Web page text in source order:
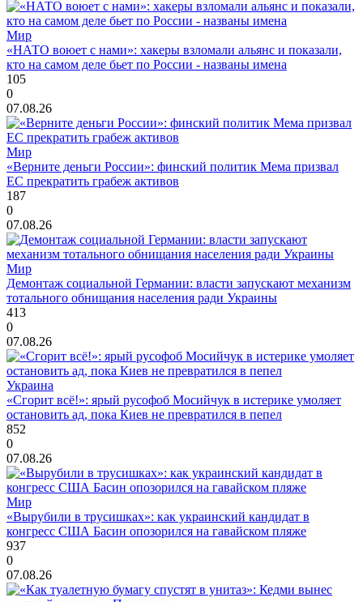
Мир
«НАТО воюет с нами»: хакеры взломали альянс и показали,
кто на самом деле бьет по России - названы имена
105
0
07.08.26
Мир
«Верните деньги России»: финский политик Мема призвал
ЕС прекратить грабеж активов
187
0
07.08.26
Мир
Демонтаж социальной Германии: власти запускают механизм
тотального обнищания населения ради Украины
413
0
07.08.26
Украина
«Сгорит всё!»: ярый русофоб Мосийчук в истерике умоляет
остановить ад, пока Киев не превратился в пепел
852
0
07.08.26
Мир
«Вырубили в трусишках»: как украинский кандидат в
конгресс США Басин опозорился на гавайском пляже
937
0
07.08.26